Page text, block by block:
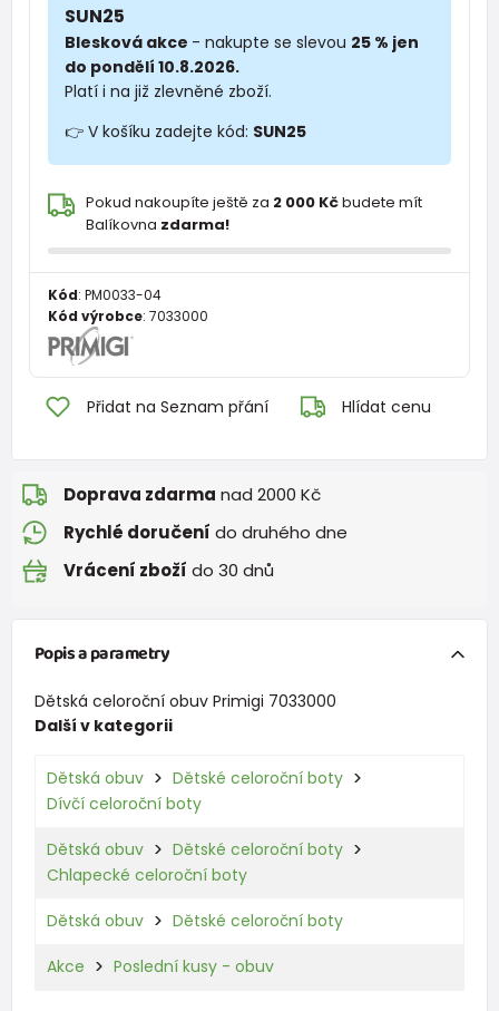
SUN25
Blesková akce - nakupte se slevou 25 % jen
do pondělí 10.8.2026.
Platí i na již zlevněné zboží.
👉 V košíku zadejte kód: SUN25
Pokud nakoupíte ještě za 2 000 Kčbudete mít
Balíkovna zdarma!
Kód: PM0033-04
Kód výrobce: 7033000
Přidat na Seznam přání Hlídat cenu
Doprava zdarma nad 2000 Kč
Rychlé doručení do druhého dne
Vrácení zboží do 30 dnů
Popis a parametry
Dětská celoroční obuv Primigi 7033000
Další v kategorii
Dětská obuv
Dětské celoroční boty
Dívčí celoroční boty
Dětská obuv
Dětské celoroční boty
Chlapecké celoroční boty
Dětská obuv Dětské celoroční boty
Akce Poslední kusy - obuv